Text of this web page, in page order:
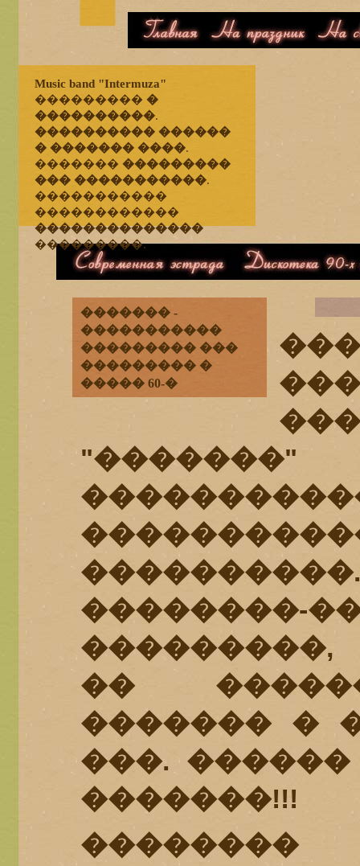
������� ��������
����������� �������
Music band "Intermuza"
��������� �
����������.
���������� ������
� ������� ����.
������� ���������
��� �����������.
�����������
������������
��������������
���������.
������� -
�����������
��������� ���
��������� �
����� 60-�
��������-
��
������� �
���.
�������!!!